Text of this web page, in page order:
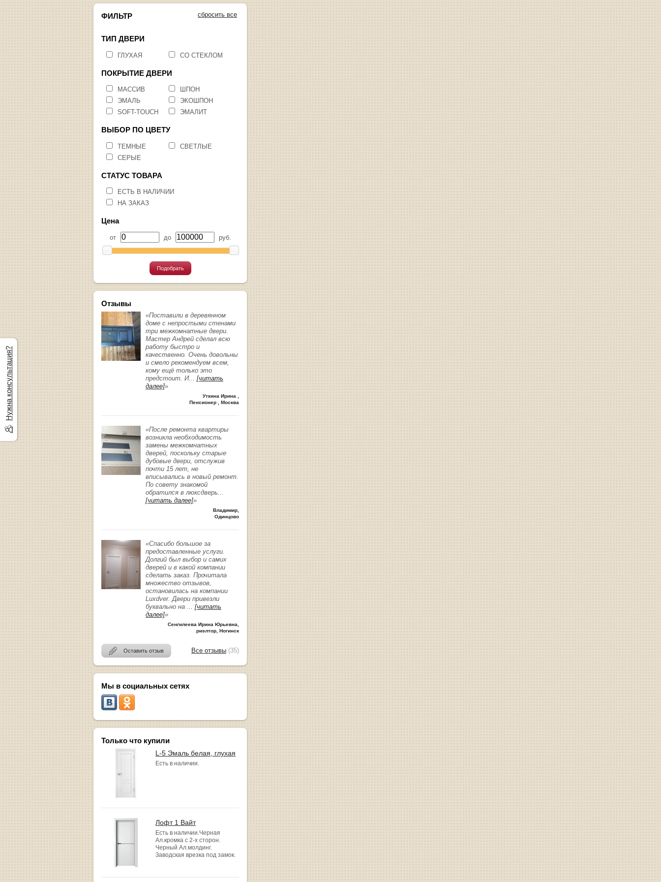
сбросить все
ФИЛЬТР
ТИП ДВЕРИ
ГЛУХАЯ СО СТЕКЛОМ
ПОКРЫТИЕ ДВЕРИ
МАССИВ
ШПОН
ЭМАЛЬ
ЭКОШПОН
SOFT-TOUCH
ЭМАЛИТ
ВЫБОР ПО ЦВЕТУ
ТЕМНЫЕ
СВЕТЛЫЕ
СЕРЫЕ
СТАТУС ТОВАРА
ЕСТЬ В НАЛИЧИИ
НА ЗАКАЗ
Цена
от до руб.
Подобрать
Отзывы
«Поставили в деревянном
доме с непростыми стенами
три межкомнатные двери.
Мастер Андрей сделал всю
работу быстро и
качественно. Очень довольны
и смело рекомендуем всем,
кому ещё только это
предстоит. И... [читать
далее]»
Уткина Ирина ,
Пенсионер , Москва
«После ремонта квартиры
возникла необходимость
замены межкомнатных
дверей, поскольку старые
дубовые двери, отслужив
почти 15 лет, не
вписывались в новый ремонт.
По совету знакомой
обратился в люксдверь...
[читать далее]»
Владимир,
Одинцово
«Спасибо большое за
предоставленные услуги.
Долгий был выбор и самих
дверей и в какой компании
сделать заказ. Прочитала
множество отзывов,
остановилась на компании
Luxdver. Двери привезли
буквально на ... [читать
далее]»
Сенгилеева Ирина Юрьевна,
риэлтор, Ногинск
Оставить отзыв Все отзывы (35)
Мы в социальных сетях
Только что купили
L-5 Эмаль белая, глухая
Есть в наличии.
Лофт 1 Вайт
Есть в наличии.Черная
Ал.кромка с 2-х сторон.
Черный Ал.молдинг.
Заводская врезка под замок.
Нужна консультация?